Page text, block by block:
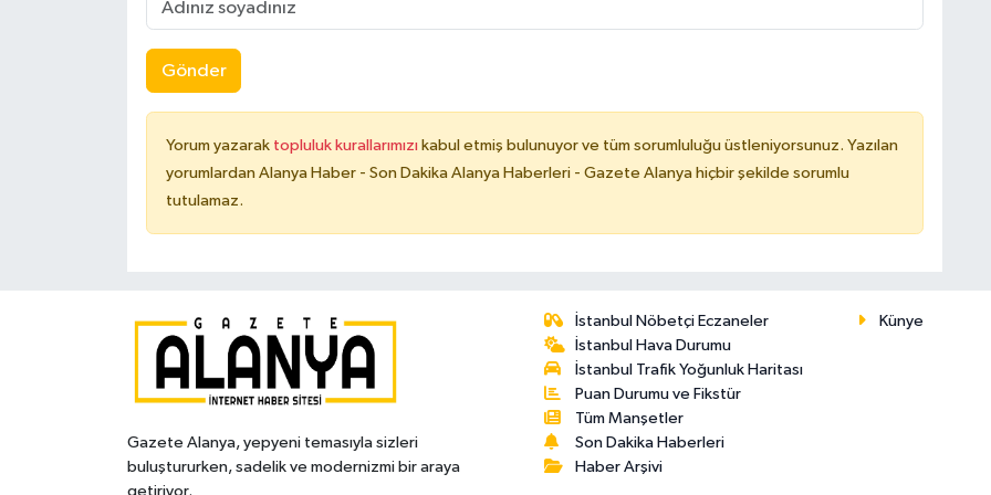
Gönder
Yorum yazarak topluluk kurallarımızı kabul etmiş bulunuyor ve tüm sorumluluğu üstleniyorsunuz. Yazılan
yorumlardan Alanya Haber - Son Dakika Alanya Haberleri - Gazete Alanya hiçbir şekilde sorumlu
tutulamaz.
Gazete Alanya, yepyeni temasıyla sizleri
buluştururken, sadelik ve modernizmi bir araya
getiriyor.
İstanbul Nöbetçi Eczaneler
İstanbul Hava Durumu
İstanbul Trafik Yoğunluk Haritası
Puan Durumu ve Fikstür
Tüm Manşetler
Son Dakika Haberleri
Haber Arşivi
Künye